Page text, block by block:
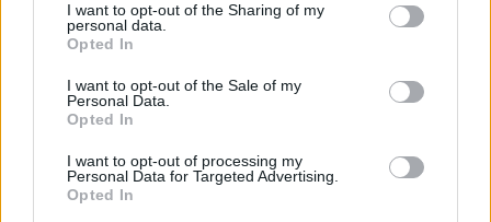
I want to opt-out of the Sharing of my
personal data.
Opted In
I want to opt-out of the Sale of my
Personal Data.
Opted In
I want to opt-out of processing my
Personal Data for Targeted Advertising.
Opted In
Fotó: Magyarország Csíkszeredai Főkonzulátusa/ Borbáth Kata